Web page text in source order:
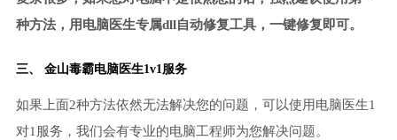
种方法，用电脑医生专属dll自动修复工具，一键修复即可。
三、 金山毒霸电脑医生1v1服务
如果上面2种方法依然无法解决您的问题，可以使用电脑医生1
对1服务，我们会有专业的电脑工程师为您解决问题。